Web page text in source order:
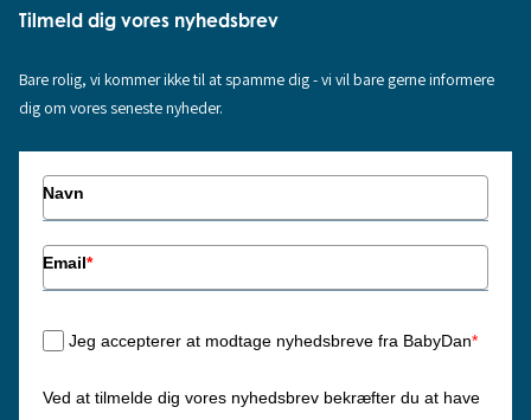
Tilmeld dig vores nyhedsbrev
Bare rolig, vi kommer ikke til at spamme dig - vi vil bare gerne informere
dig om vores seneste nyheder.
Navn
Email*
Jeg accepterer at modtage nyhedsbreve fra BabyDan*
Ved at tilmelde dig vores nyhedsbrev bekræfter du at have